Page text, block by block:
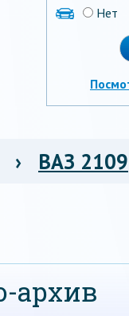
Нет
› ВАЗ 2109
архив